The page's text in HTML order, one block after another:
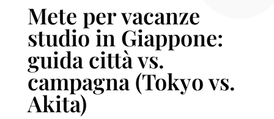
Mete per vacanze
studio in Giappone:
guida città vs.
campagna (Tokyo vs.
Akita)